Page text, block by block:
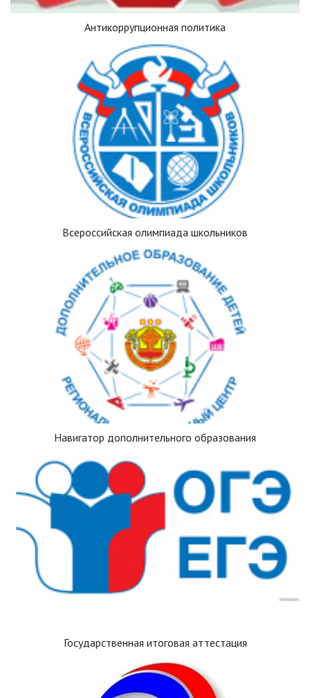
Антикоррупционная политика
Всероссийская олимпиада школьников
Навигатор дополнительного образования
Государственная итоговая аттестация